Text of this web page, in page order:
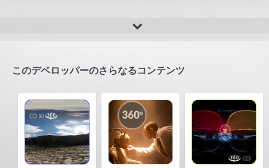
このデベロッパーのさらなるコンテンツ